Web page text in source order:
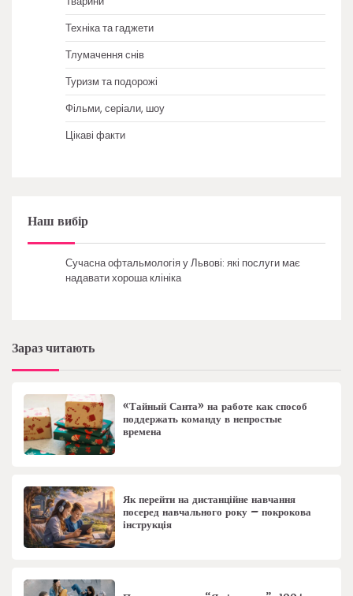
Техніка та гаджети
Тлумачення снів
Туризм та подорожі
Фільми, серіали, шоу
Цікаві факти
Наш вибір
Сучасна офтальмологія у Львові: які послуги має
надавати хороша клініка
Зараз читають
«Тайный Санта» на работе как способ
поддержать команду в непростые
времена
Як перейти на дистанційне навчання
посеред навчального року – покрокова
інструкція